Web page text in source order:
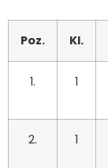
Poz.
Kl.
1. 1
2. 1